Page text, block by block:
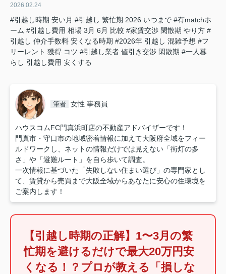
2026.02.24
#引越し時期 安い月 #引越し 繁忙期 2026 いつまで #有matchホ
ーム #引越し費用 相場 3月 6月 比較 #家賃交渉 閑散期 やり方 #
引越し 仲介手数料 安くなる時期 #2026年 引越し 混雑予想 #フ
リーレント 獲得 コツ #引越し業者 値引き交渉 閑散期 #一人暮
らし 引越し費用 安くする
筆者 女性 事務員
ハウスコムFC門真浜町店の不動産アドバイザーです！
門真市・守口市の地域密着情報に加えて大阪府全域をフィー
ルドワークし、ネットの情報だけでは見えない「街灯の多
さ」や「避難ルート」を自ら歩いて調査。
一次情報に基づいた「失敗しない住まい選び」の専門家とし
て、賃貸から売買まで大阪全域からあなたに安心の住環境を
ご案内します！
【引越し時期の正解】1〜3月の繁
忙期を避けるだけで最大20万円安
くなる！？プロが教える「損しな